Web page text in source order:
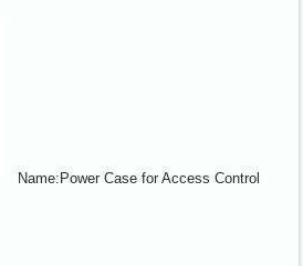
Name:Power Case for Access Control